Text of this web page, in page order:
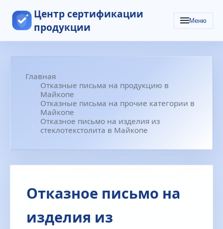
Центр сертификации
продукции
Меню
Главная
Отказные письма на продукцию в
Майкопе
Отказные письма на прочие категории в
Майкопе
Отказное письмо на изделия из
стеклотекстолита в Майкопе
Отказное письмо на
изделия из